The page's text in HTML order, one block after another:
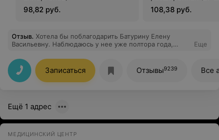
98,82 руб.
108,38 руб.
Отзыв. Хотела бы поблагодарить Батурину Елену
Васильевну. Наблюдаюсь у нее уже полтора года,
ответит на все вопросы и все подробно объяснит.
Никогда не пугает, раскладывает все «по полочкам»,
если нужно, несколько раз. После визита всегда
спокойствие и четкое понимание дальнейших
Еще
Записаться Отзывы9239 Все
Ещё 1 адрес
МЕДИЦИНСКИЙ ЦЕНТР